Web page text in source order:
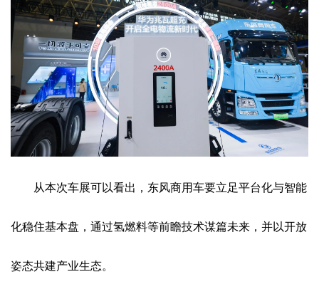
从本次车展可以看出，东风商用车要立足平台化与智能
化稳住基本盘，通过氢燃料等前瞻技术谋篇未来，并以开放
姿态共建产业生态。